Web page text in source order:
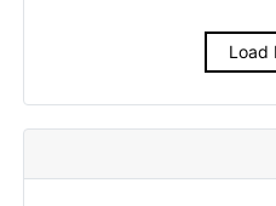
Load